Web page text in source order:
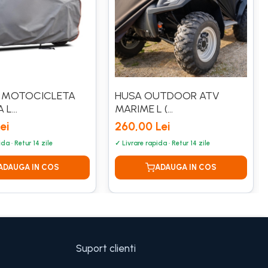
MOTOCICLETA
L
HUSA OUTDOOR ATV
MARIME L (
220X125X80CM)
260,00 Lei
Suport clienti